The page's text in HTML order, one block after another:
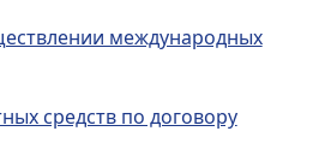
международных
средств по договору